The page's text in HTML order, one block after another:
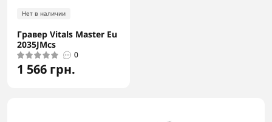
Нет в наличии
Гравер Vitals Master Eu
2035JMcs
0
1 566 грн.